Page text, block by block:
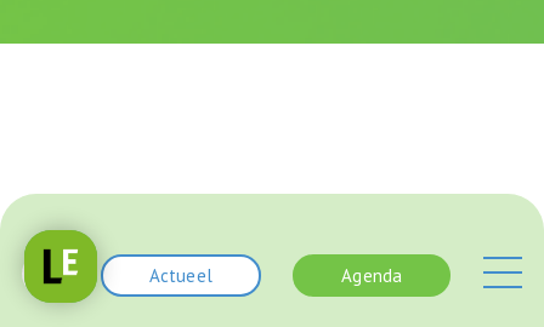
Actueel Agenda